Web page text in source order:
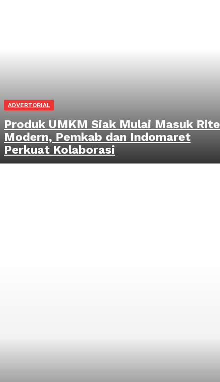
ADVERTORIAL
Produk UMKM Siak Mulai Masuk
Modern, Pemkab dan Indomaret
Perkuat Kolaborasi